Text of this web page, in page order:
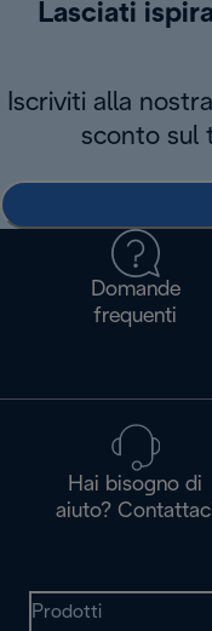
Lasciati
Iscriviti alla
sconto sul
Domande
frequenti
Hai bisogno di
aiuto?
Prodotti